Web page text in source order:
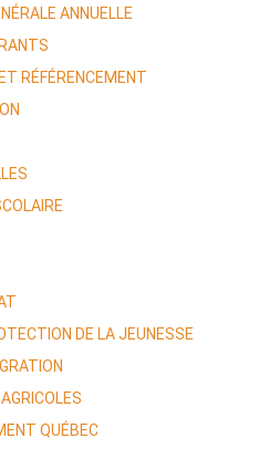
ANNUELLE
RÉFÉRENCEMENT
DE LA JEUNESSE
QUÉBEC